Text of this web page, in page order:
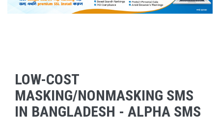
LOW-COST
MASKING/NONMASKING SMS
IN BANGLADESH - ALPHA SMS